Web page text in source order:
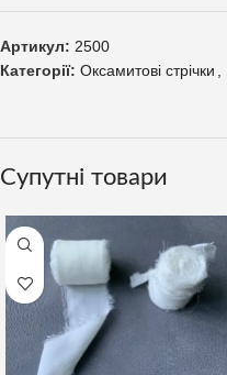
Артикул: 2500
Категорії: Оксамитові стрічки
Супутні товари